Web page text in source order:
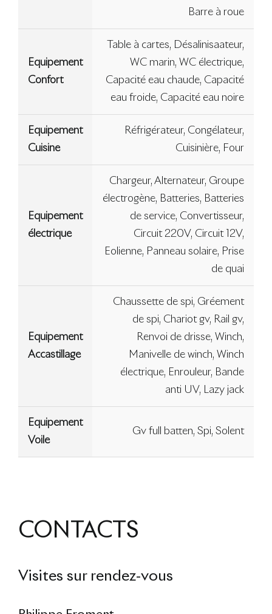
Barre à roue
Equipement
Confort
Table à cartes, Désalinisaateur,
WC marin, WC électrique,
Capacité eau chaude, Capacité
eau froide, Capacité eau noire
Equipement
Cuisine
Réfrigérateur, Congélateur,
Cuisinière, Four
Equipement
électrique
Chargeur, Alternateur, Groupe
électrogène, Batteries, Batteries
de service, Convertisseur,
Circuit 220V, Circuit 12V,
Eolienne, Panneau solaire, Prise
de quai
Equipement
Accastillage
Chaussette de spi, Gréement
de spi, Chariot gv, Rail gv,
Renvoi de drisse, Winch,
Manivelle de winch, Winch
électrique, Enrouleur, Bande
anti UV, Lazy jack
Equipement
Voile
Gv full batten, Spi, Solent
CONTACTS
Visites sur rendez-vous